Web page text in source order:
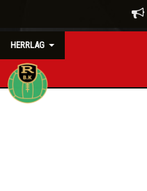
HERRLAG
HEM